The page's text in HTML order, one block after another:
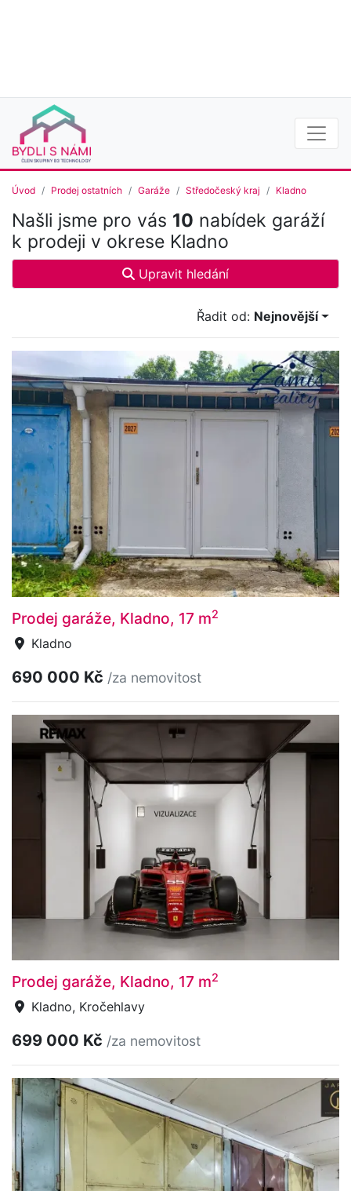
Úvod Prodej ostatních Garáže Středočeský kraj Kladno
Našli jsme pro vás 10 nabídek garáží
k prodeji v okrese Kladno
Upravit hledání
Řadit od: Nejnovější
Prodej garáže, Kladno, 17 m2
Kladno
690 000 Kč /za nemovitost
Prodej garáže, Kladno, 17 m2
Kladno, Kročehlavy
699 000 Kč /za nemovitost